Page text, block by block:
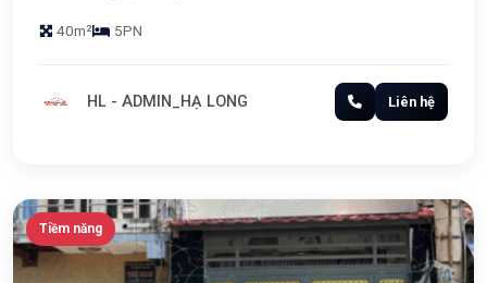
40m² 5PN
HL - ADMIN_HẠ LONG Liên hệ
Tiềm năng